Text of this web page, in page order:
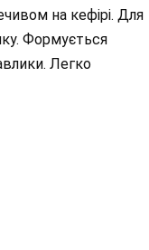
на кефірі. Для
Формується
Легко